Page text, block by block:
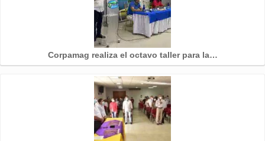
Corpamag realiza el octavo taller para la…